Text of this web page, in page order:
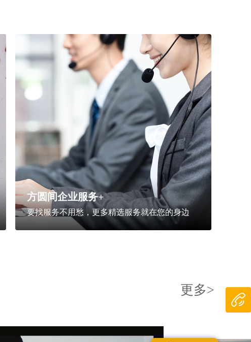
方圆间企业服务+
要找服务不用愁，更多精选服务就在您的身边
更多>